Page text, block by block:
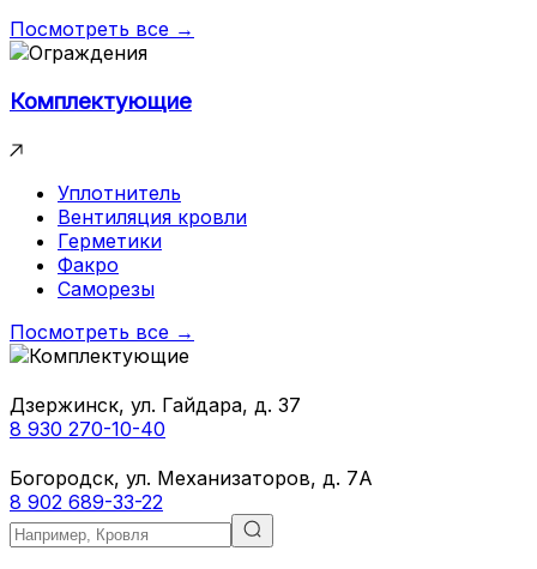
Посмотреть все →
Комплектующие
Уплотнитель
Вентиляция кровли
Герметики
Факро
Саморезы
Посмотреть все →
Дзержинск, ул. Гайдара, д. 37
8 930 270-10-40
Богородск, ул. Механизаторов, д. 7А
8 902 689-33-22